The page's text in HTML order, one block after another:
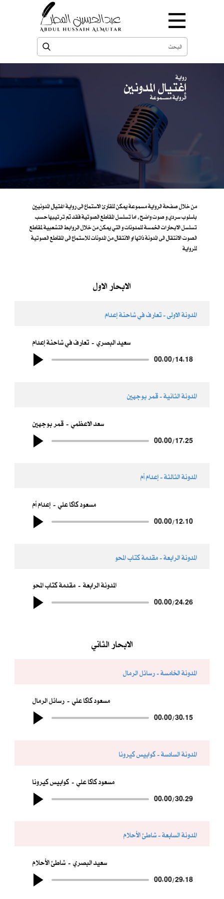
رواية
إغتيال المدونين
الرواية مســـموعة
من خلال صفحة الرواية مسموعة يمكن للقارئ الاستماع الى رواية اغتيال المدونيين
باسلوب سردي و صوت واضح , اما تسلسل المقاطع الصوتية فقد تم ترتيبها حسب
تسلسل الابحارات الخمسة للمدونات و التي يمكن من خلال الروابط التشعبية لمقاطع
الصوت الانتقال الى المدونة ذاتها او الانتقال من المدونات للاستماع الى المقاطع الصوتية
للرواية
الابحار الاول
المدونة الاولى - تعارف في شاحنة إعدام
تعارف في شاحنة إعدام سعيد البصري
00:00/14:18
المدونة الثانية - قمر بوجهين
قمر بوجهين سعد الاعظمي
00:00/17:25
المدونة الثالثة - إعدام أم
إعدام أم مسعود كاكا علي
00:00/12:10
المدونة الرابعة - مقدمة كتاب المحو
مقدمة كتاب المحو المدونة الرابعة
00:00/24:26
الابحار الثاني
المدونة الخامسة - رسائل الرمال
رسائل الرمال مسعود كاكا علي
00:00/30:15
المدونة السادسة - كوابيس كيرونا
كوابيس كيرونا مسعود كاكا علي
00:00/30:29
المدونة السابعة - شاطئ الأحلام
شاطئ الأحلام سعيد البصري
00:00/29:18